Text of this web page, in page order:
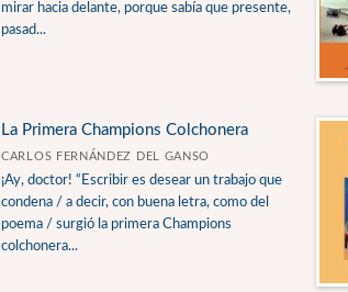
mirar hacia delante, porque sabía que presente,
pasad...
La Primera Champions Colchonera
CARLOS FERNÁNDEZ DEL GANSO
¡Ay, doctor! “Escribir es desear un trabajo que
condena / a decir, con buena letra, como del
poema / surgió la primera Champions
colchonera...